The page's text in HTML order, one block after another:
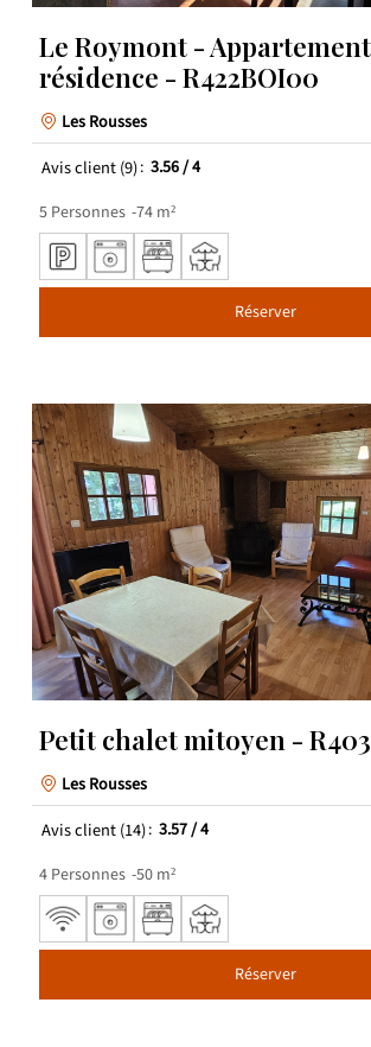
Le Roymont -
résidence - R422BOI00
Les Rousses
Avis client(9) 3.56/ 4
5 Personnes 74 m²
Réserver
Petit chalet mitoyen -
Les Rousses
Avis client(14) 3.57/ 4
4 Personnes 50 m²
Réserver